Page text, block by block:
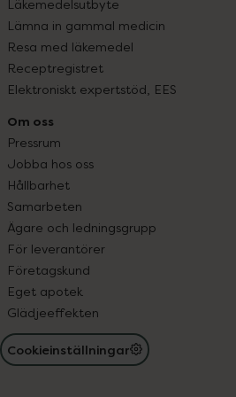
Läkemedelsutbyte
Lämna in gammal medicin
Resa med läkemedel
Receptregistret
Elektroniskt expertstöd, EES
Om oss
Pressrum
Jobba hos oss
Hållbarhet
Samarbeten
Ägare och ledningsgrupp
För leverantörer
Företagskund
Eget apotek
Glädjeeffekten
Cookieinställningar